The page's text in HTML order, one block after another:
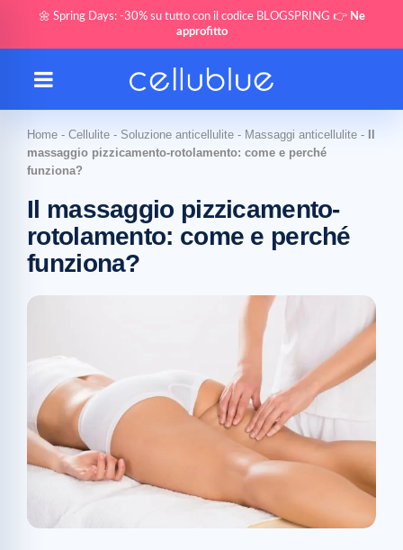
🌼 Spring Days: -30% su tutto con il codice BLOGSPRING 👉 Ne
approfitto
Home - Cellulite - Soluzione anticellulite - Massaggi anticellulite -
massaggio pizzicamento-rotolamento: come e perché
funziona?
Il massaggio pizzicamento-
rotolamento: come e perché
funziona?